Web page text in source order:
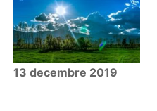
13 decembre 2019